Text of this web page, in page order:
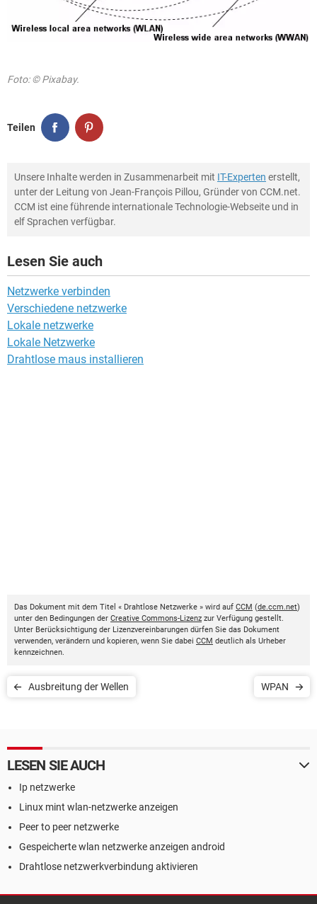
Foto: © Pixabay.
Teilen
Unsere Inhalte werden in Zusammenarbeit mit IT-Experten erstellt,
unter der Leitung von Jean-François Pillou, Gründer von CCM.net.
CCM ist eine führende internationale Technologie-Webseite und in
elf Sprachen verfügbar.
Lesen Sie auch
Netzwerke verbinden
Verschiedene netzwerke
Lokale netzwerke
Lokale Netzwerke
Drahtlose maus installieren
Das Dokument mit dem Titel « Drahtlose Netzwerke » wird auf CCM (de.ccm.net)
unter den Bedingungen der Creative Commons-Lizenz zur Verfügung gestellt.
Unter Berücksichtigung der Lizenzvereinbarungen dürfen Sie das Dokument
verwenden, verändern und kopieren, wenn Sie dabei CCM deutlich als Urheber
kennzeichnen.
Ausbreitung der Wellen WPAN
LESEN SIE AUCH
Ip netzwerke
Linux mint wlan-netzwerke anzeigen
Peer to peer netzwerke
Gespeicherte wlan netzwerke anzeigen android
Drahtlose netzwerkverbindung aktivieren